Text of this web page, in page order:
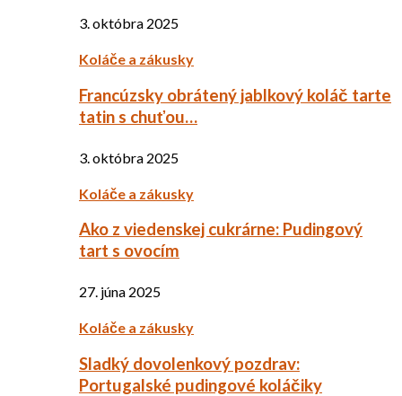
3. októbra 2025
Koláče a zákusky
Francúzsky obrátený jablkový koláč tarte
tatin s chuťou…
3. októbra 2025
Koláče a zákusky
Ako z viedenskej cukrárne: Pudingový
tart s ovocím
27. júna 2025
Koláče a zákusky
Sladký dovolenkový pozdrav:
Portugalské pudingové koláčiky